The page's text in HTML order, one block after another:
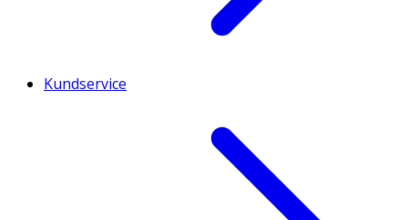
Kundservice